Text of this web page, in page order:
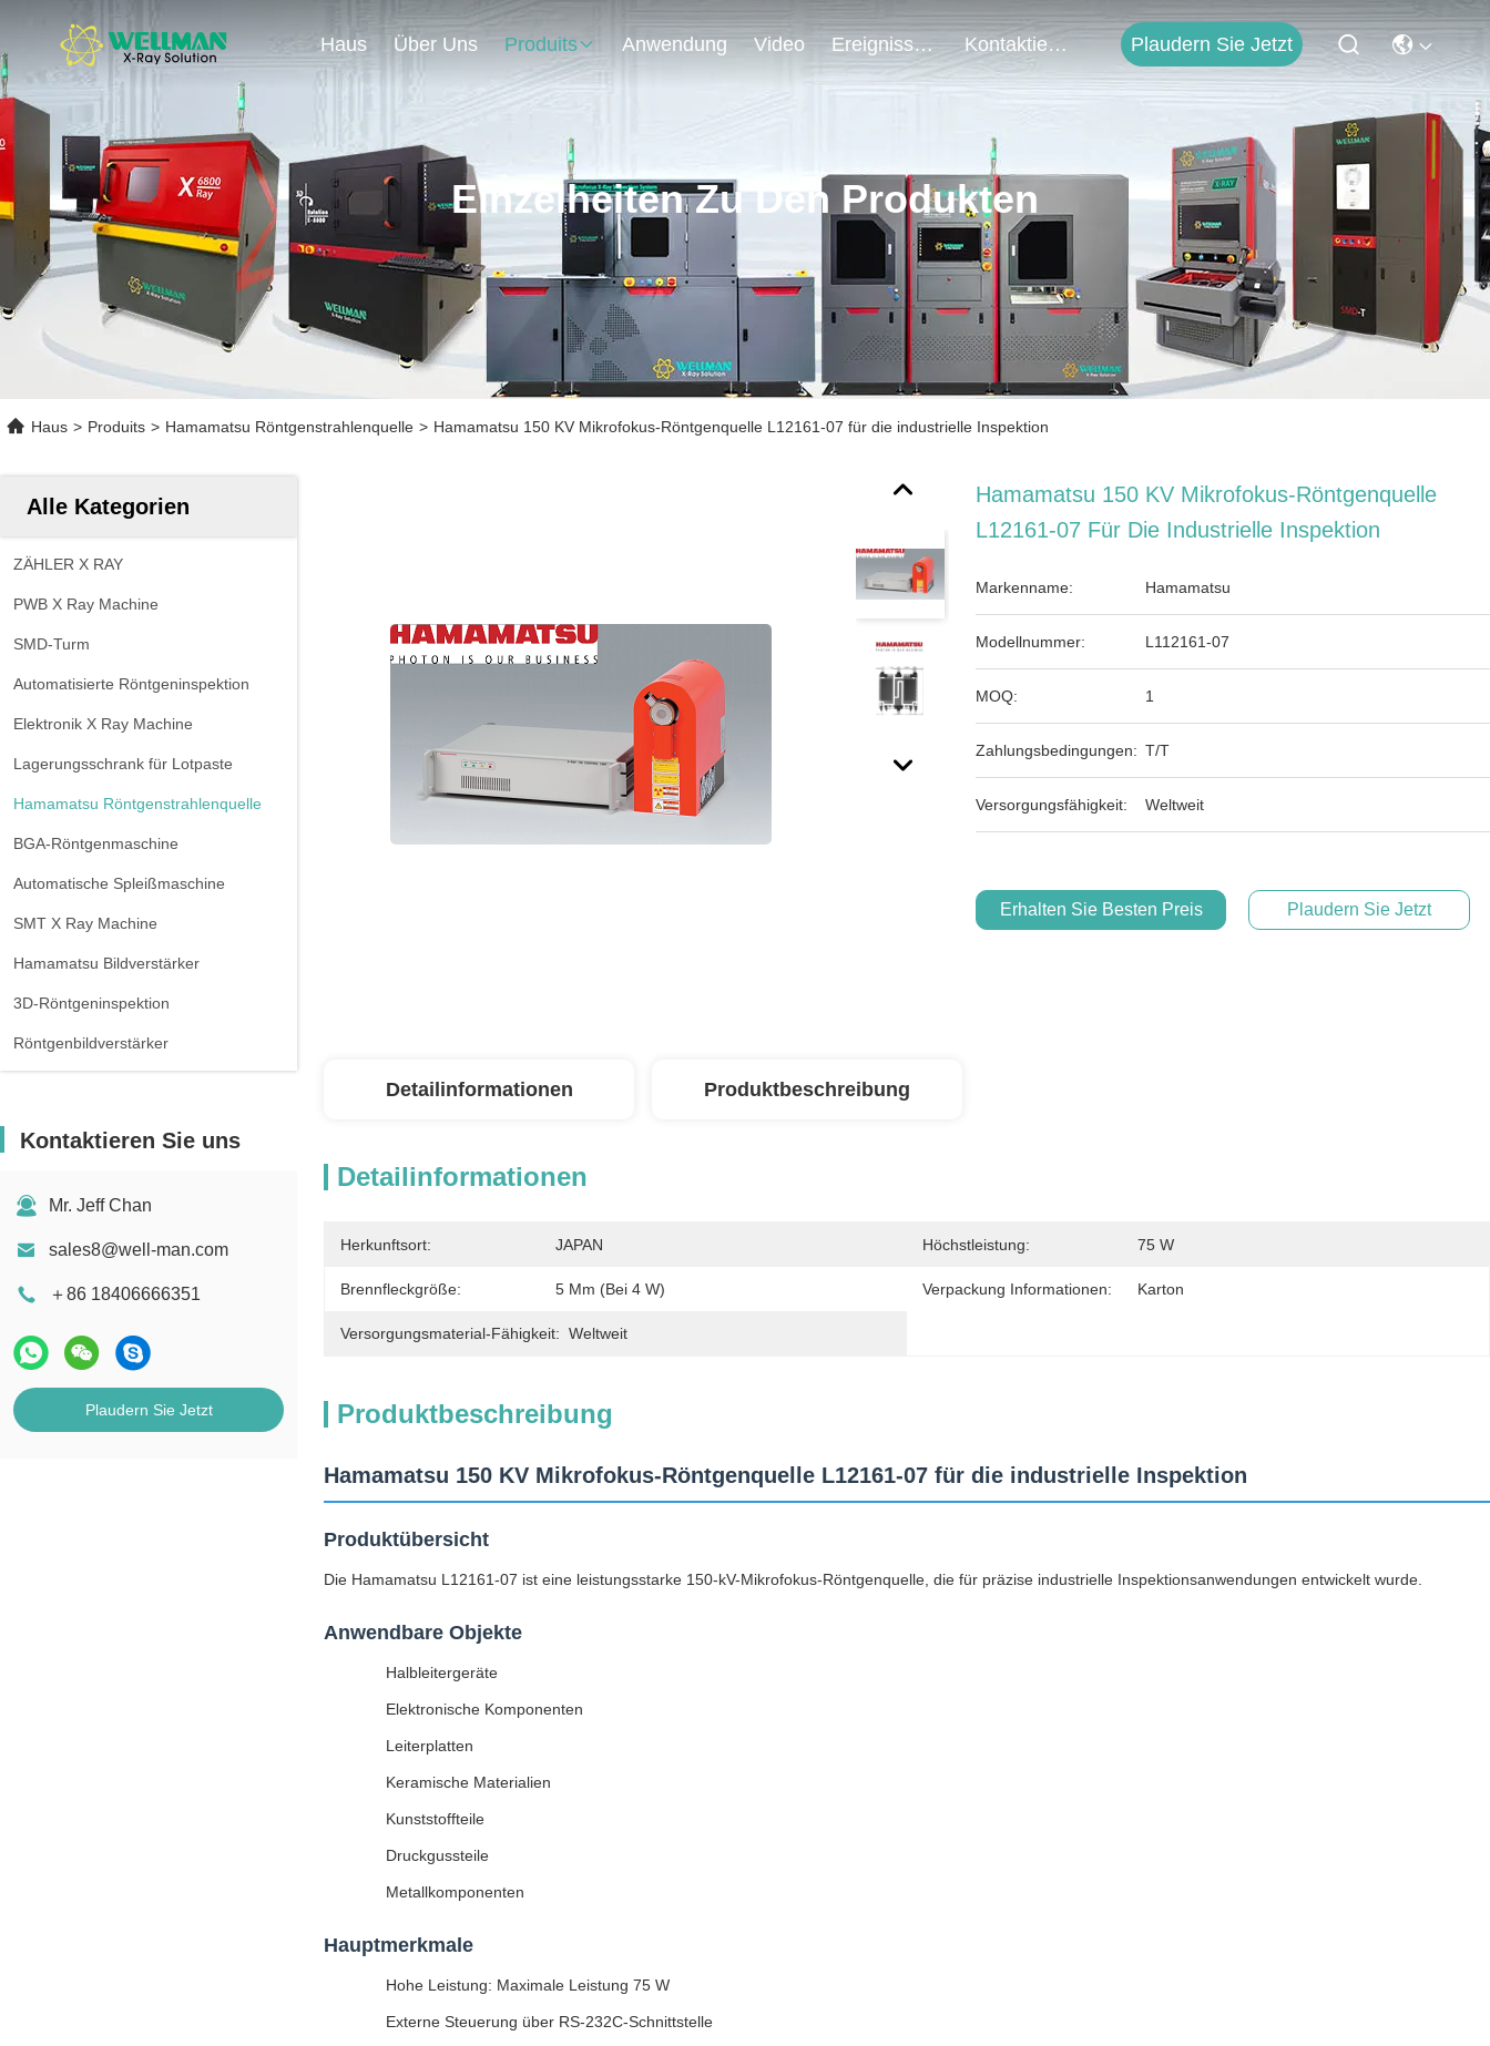
Haus Über Uns Produits Anwendung Video Ereignisse Kontaktieren Sie Uns Plaudern Sie Jetzt
Einzelheiten Zu Den Produkten
Haus > Produits > Hamamatsu Röntgenstrahlenquelle > Hamamatsu 150 KV Mikrofokus-Röntgenquelle L12161-07 für die industrielle Inspektion
Alle Kategorien
ZÄHLER X RAY
PWB X Ray Machine
SMD-Turm
Automatisierte Röntgeninspektion
Elektronik X Ray Machine
Lagerungsschrank für Lotpaste
Hamamatsu Röntgenstrahlenquelle
BGA-Röntgenmaschine
Automatische Spleißmaschine
SMT X Ray Machine
Hamamatsu Bildverstärker
3D-Röntgeninspektion
Röntgenbildverstärker
Kontaktieren Sie uns
Mr. Jeff Chan
sales8@well-man.com
＋86 18406666351
Plaudern Sie Jetzt
Hamamatsu 150 KV Mikrofokus-Röntgenquelle
L12161-07 Für Die Industrielle Inspektion
Markenname: Hamamatsu
Modellnummer: L112161-07
MOQ: 1
Zahlungsbedingungen: T/T
Versorgungsfähigkeit: Weltweit
Erhalten Sie Besten Preis Plaudern Sie Jetzt
Detailinformationen Produktbeschreibung
Detailinformationen
Herkunftsort: JAPAN Höchstleistung: 75 W
Brennfleckgröße: 5 Μm (bei 4 W) Verpackung Informationen: Karton
Versorgungsmaterial-Fähigkeit: Weltweit
Produktbeschreibung
Hamamatsu 150 KV Mikrofokus-Röntgenquelle L12161-07 für die industrielle Inspektion
Produktübersicht
Die Hamamatsu L12161-07 ist eine leistungsstarke 150-kV-Mikrofokus-Röntgenquelle, die für präzise industrielle Inspektionsanwendungen entwickelt wurde.
Anwendbare Objekte
Halbleitergeräte
Elektronische Komponenten
Leiterplatten
Keramische Materialien
Kunststoffteile
Druckgussteile
Metallkomponenten
Hauptmerkmale
Hohe Leistung: Maximale Leistung 75 W
Externe Steuerung über RS-232C-Schnittstelle